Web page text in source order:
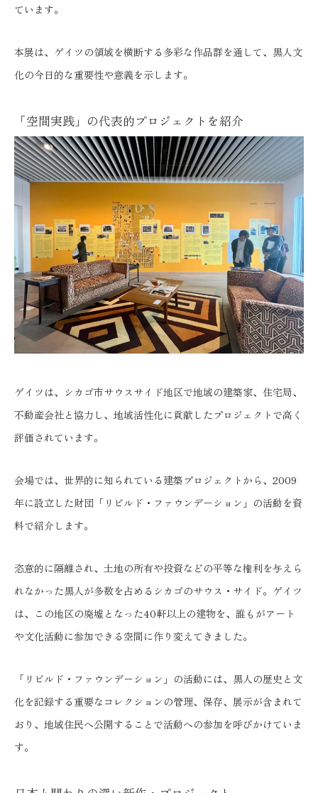
ています。
本展は、ゲイツの領域を横断する多彩な作品群を通して、黒人文
化の今日的な重要性や意義を示します。
「空間実践」の代表的プロジェクトを紹介
ゲイツは、シカゴ市サウスサイド地区で地域の建築家、住宅局、
不動産会社と協力し、地域活性化に貢献したプロジェクトで高く
評価されています。
会場では、世界的に知られている建築プロジェクトから、2009
年に設立した財団「リビルド・ファウンデーション」の活動を資
料で紹介します。
恣意的に隔離され、土地の所有や投資などの平等な権利を与えら
れなかった黒人が多数を占めるシカゴのサウス・サイド。ゲイツ
は、この地区の廃墟となった40軒以上の建物を、誰もがアート
や文化活動に参加できる空間に作り変えてきました。
「リビルド・ファウンデーション」の活動には、黒人の歴史と文
化を記録する重要なコレクションの管理、保存、展示が含まれて
おり、地域住民へ公開することで活動への参加を呼びかけていま
す。